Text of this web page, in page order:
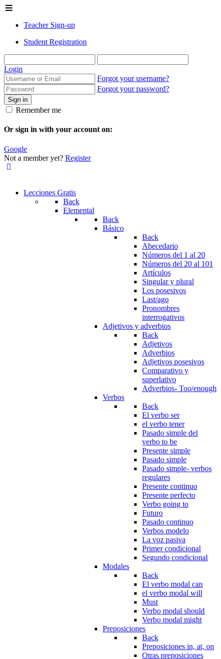
Teacher Sign-up
Student Registration
Login
Forgot your username?
Forgot your password?
Sign in
Remember me
Or sign in with your account on:
Google
Not a member yet? Register
Lecciones Gratis
Back
Elemental
Back
Básico
Back
Abecedario
Números del 1 al 20
Números del 20 al 101
Artículos
Singular y plural
Los posesivos
Last/ago
Pronombres
interrogativos
Adjetivos y adverbios
Back
Adjetivos
Adverbios
Adjetivos posesivos
Comparativo y
superlativo
Adverbios- Too/enough
Verbos
Back
El verbo ser
el verbo tener
Pasado simple del
verbo to be
Presente simple
Pasado simple
Pasado simple- verbos
regulares
Presente continuo
Presente perfecto
Verbo going to
Futuro
Pasado continuo
Verbos modelo
La voz pasiva
Primer condicional
Segundo condicional
Modales
Back
El verbo modal can
el verbo modal will
Must
Verbo modal should
Verbo modal might
Preposiciones
Back
Preposiciones in, at, on
Otras preposiciones